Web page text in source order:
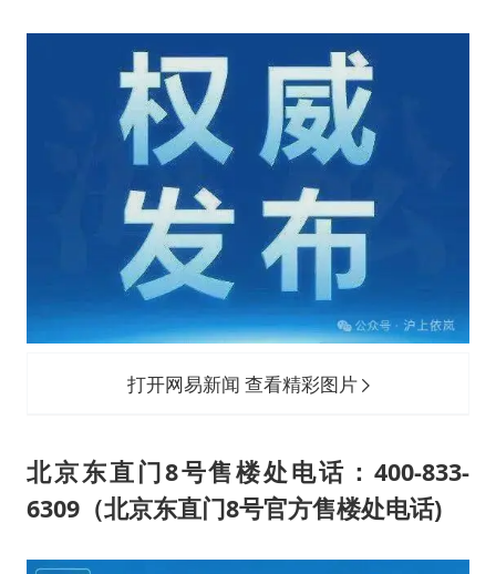
打开网易新闻 查看精彩图片
北京东直门8号售楼处电话：400-833-
6309（北京东直门8号官方售楼处电话)